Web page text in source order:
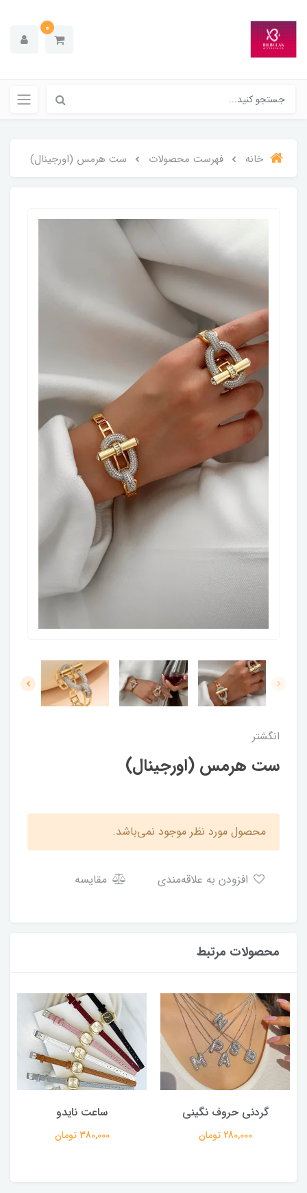
0
خانه فهرست محصولات ست هرمس (اورجینال)
انگشتر
ست هرمس (اورجینال)
محصول مورد نظر موجود نمی‌باشد.
مقایسه
محصولات مرتبط
گردنی حروف نگینی
280,000 تومان
ساعت نایدو
380,000 تومان